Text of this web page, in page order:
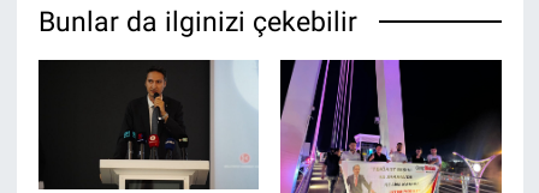
Bunlar da ilginizi çekebilir